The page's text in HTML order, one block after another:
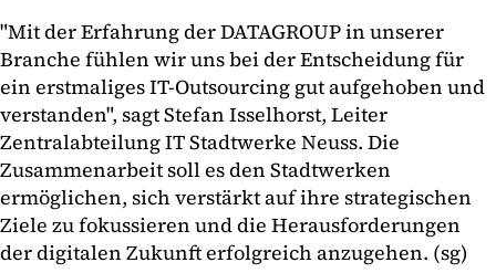
"Mit der Erfahrung der DATAGROUP in unserer
Branche fühlen wir uns bei der Entscheidung für
ein erstmaliges IT-Outsourcing gut aufgehoben und
verstanden", sagt Stefan Isselhorst, Leiter
Zentralabteilung IT Stadtwerke Neuss. Die
Zusammenarbeit soll es den Stadtwerken
ermöglichen, sich verstärkt auf ihre strategischen
Ziele zu fokussieren und die Herausforderungen
der digitalen Zukunft erfolgreich anzugehen. (sg)